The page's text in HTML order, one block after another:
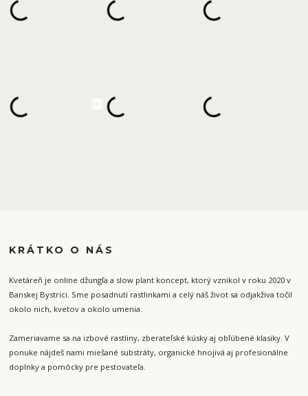
KRÁTKO O NÁS
Kvetáreň je online džungľa a slow plant koncept, ktorý vznikol v roku 2020 v
Banskej Bystrici. Sme posadnutí rastlinkami a celý náš život sa odjakživa točil
okolo nich, kvetov a okolo umenia.
Zameriavame sa na izbové rastliny, zberateľské kúsky aj obľúbené klasiky. V
ponuke nájdeš nami miešané substráty, organické hnojivá aj profesionálne
doplnky a pomôcky pre pestovateľa.